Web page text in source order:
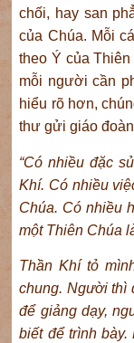
chối, hay san
của Chúa. Mỗi
theo Ý của
mỗi người cần
hiểu rõ hơn,
thư gửi giáo
“Có nhiều đặc
Khí. Có nhiều
Chúa. Có nhiều
một Thiên Chúa
Thần Khí tỏ
chung. Người thì
để giảng dạy,
biết để trình